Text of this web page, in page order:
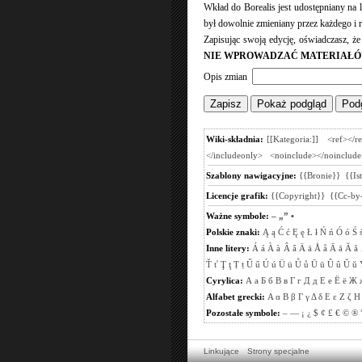
Wkład do Borealis jest udostępniany
był dowolnie zmieniany przez każdego i
Zapisując swoją edycję, oświadczasz,
NIE WPROWADZAĆ
Opis zmian
Wiki-składnia: [[Kategoria:]]
<ref></
</includeonly>
<noinclude></
Szablony nawigacyjne: {{Bronie}}
Licencje grafik: {{Copyright}} {{Cc-
Ważne symbole: – „” •
Polskie znaki: Ą ą Ć ć Ę ę Ł ł Ń ń Ó ó Ś ś
Inne litery: Á á À à Â â Ä ä Å å Ā ā Ă ă
Ť ť Ţ ţ Ṭ ṭ Ű ű Ú ú Ü ü Ů ů Ū ū Û û Ŭ ŭ
Cyrylica: А а Б б В в Г г Д д Е е Ё ё Ж
Alfabet grecki: Α α Β β Γ γΔ δ Ε ε Ζ ζ Η
Pozostałe symbole: – — ¡ ¿ $ ¢ £ € © ®
Linkujące Strony specjalne